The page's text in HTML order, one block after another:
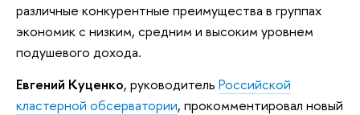
различные конкурентные преимущества в группах
экономик с низким, средним и высоким уровнем
подушевого дохода.
Евгений Куценко, руководитель Российской
кластерной обсерватории, прокомментировал новый